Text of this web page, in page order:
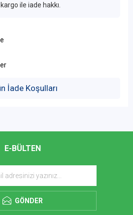
ile iade hakkı.
İade Koşulları
E-BÜLTEN
GÖNDER